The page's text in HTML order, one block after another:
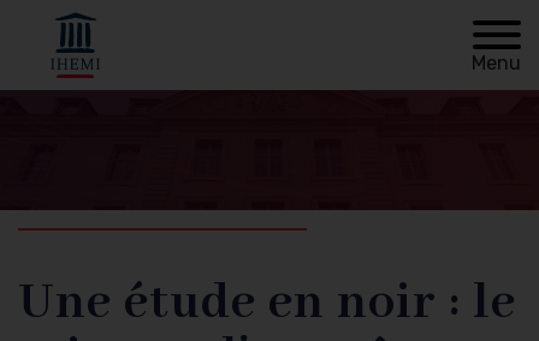
Retour à
Menu
Fil
d'Ariane
Une étude en noir : le